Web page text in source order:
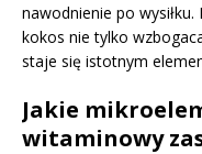
nawodnienie po
kokos nie tylko
staje się istotnym
Jakie
witaminowy